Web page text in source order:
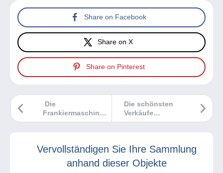
Share on Facebook
Share on X
Share on Pinterest
Die schönsten
Verkäufe
Delcampe
Die
Frankiermaschine
Typ A außerhalb
Vervollständigen Sie Ihre Sammlung
anhand dieser Objekte